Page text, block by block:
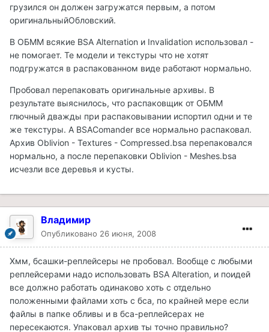
грузился он должен загружатся первым, а потом
оригинальныйОбловский.
В ОБММ всякие BSA Alternation и Invalidation использовал -
не помогает. Те модели и текстуры что не хотят
подгружатся в распакованном виде работают нормально.
Пробовал перепаковать оригинальные архивы. В
результате выяснилось, что распаковщик от ОБММ
глючный дважды при распаковывании испортил одни и те
же текстуры. А BSAComander все нормально распаковал.
Архив Oblivion - Textures - Compressed.bsa перепаковался
нормально, а после перепаковки Oblivion - Meshes.bsa
исчезли все деревья и кусты.
Владимир
Опубликовано 26 июня, 2008
Хмм, бсашки-реплейсеры не пробовал. Вообще с любыми
реплейсерами надо использовать BSA Alteration, и поидей
все должно работать одинаково хоть с отдельно
положенными файлами хоть с бса, по крайней мере если
файлы в папке обливы и в бса-реплейсерах не
пересекаются. Упаковал архив ты точно правильно?